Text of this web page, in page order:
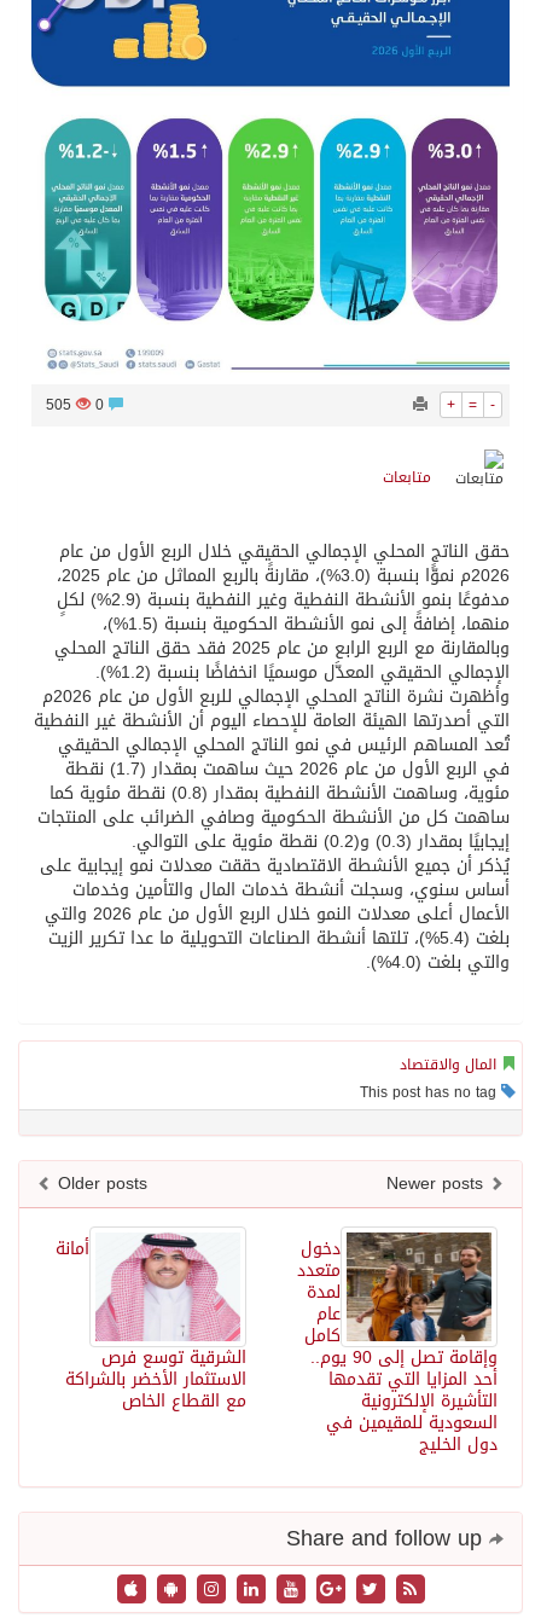
+ = -
505
متابعات
حقق الناتج المحلي الإجمالي الحقيقي خلال الربع الأول من عام
2026م نموًّا بنسبة (3.0%)، مقارنةً بالربع المماثل من عام 2025،
مدفوعًا بنمو الأنشطة النفطية وغير النفطية بنسبة (2.9%) لكلٍ
منهما، إضافةً إلى نمو الأنشطة الحكومية بنسبة (1.5%)،
وبالمقارنة مع الربع الرابع من عام 2025 فقد حقق الناتج المحلي
الإجمالي الحقيقي المعدَّل موسميًا انخفاضًا بنسبة (1.2%).
وأظهرت نشرة الناتج المحلي الإجمالي للربع الأول من عام 2026م
التي أصدرتها الهيئة العامة للإحصاء اليوم أن الأنشطة غير النفطية
تُعد المساهم الرئيس في نمو الناتج المحلي الإجمالي الحقيقي
في الربع الأول من عام 2026 حيث ساهمت بمقدار (1.7) نقطة
مئوية، وساهمت الأنشطة النفطية بمقدار (0.8) نقطة مئوية كما
ساهمت كل من الأنشطة الحكومية وصافي الضرائب على المنتجات
إيجابيًا بمقدار (0.3) و(0.2) نقطة مئوية على التوالي.
يُذكر أن جميع الأنشطة الاقتصادية حققت معدلات نمو إيجابية على
أساس سنوي، وسجلت أنشطة خدمات المال والتأمين وخدمات
الأعمال أعلى معدلات النمو خلال الربع الأول من عام 2026 والتي
بلغت (5.4%)، تلتها أنشطة الصناعات التحويلية ما عدا تكرير الزيت
والتي بلغت (4.0%).
المال والاقتصاد
Older posts
أمانة
الشرقية توسع فرص
الاستثمار الأخضر بالشراكة
مع القطاع الخاص
دخول
متعدد
لمدة
عام
كامل
وإقامة تصل إلى 90 يوم..
أحد المزايا التي تقدمها
التأشيرة الإلكترونية
السعودية للمقيمين في
دول الخليج